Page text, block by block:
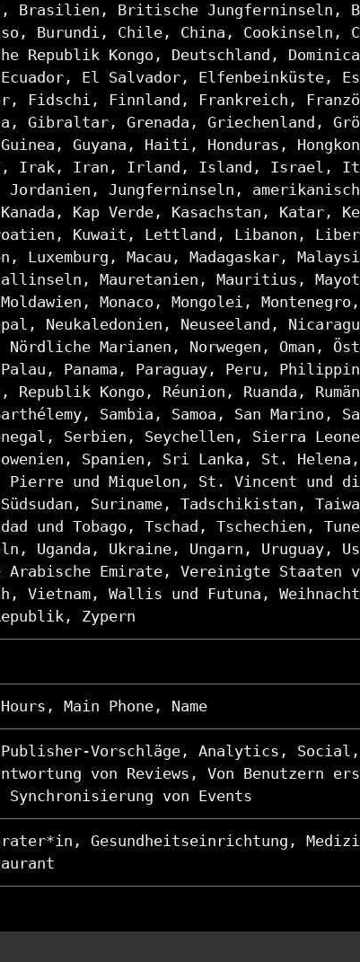
Brasilien, Britische Jungferninseln,
Burundi, Chile, China, Cookinseln,
Republik Kongo, Deutschland,
El Salvador, Elfenbeinküste,
Fidschi, Finnland, Frankreich,
Gibraltar, Grenada, Griechenland,
Guyana, Haiti, Honduras,
Irak, Iran, Irland, Island, Israel,
Jordanien, Jungferninseln,
Kanada, Kap Verde, Kasachstan, Katar,
Kuwait, Lettland, Libanon,
Luxemburg, Macau, Madagaskar,
Mauretanien, Mauritius,
Monaco, Mongolei,
Neukaledonien, Neuseeland,
Marianen, Norwegen, Oman,
Panama, Paraguay, Peru,
Kongo, Réunion, Ruanda,
Sambia, Samoa, San Marino,
Serbien, Seychellen, Sierra
Spanien, Sri Lanka, St.
und Miquelon, St. Vincent und
Suriname, Tadschikistan,
und Tobago, Tschad, Tschechien,
Uganda, Ukraine, Ungarn, Uruguay,
Arabische Emirate, Vereinigte Staaten
Vietnam, Wallis und Futuna,
Zypern
Main Phone, Name
Publisher-Vorschläge, Analytics,
von Reviews, Von Benutzern
Synchronisierung von Events
Gesundheitseinrichtung,